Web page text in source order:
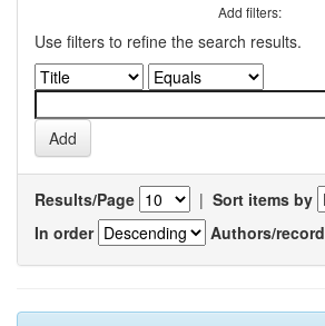
Add filters:
Use filters to refine the search results.
Results/Page | Sort items by
In order
Authors/record